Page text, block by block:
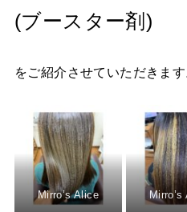
(ブースター剤)
をご紹介させていただきます
Mirro’s Alice